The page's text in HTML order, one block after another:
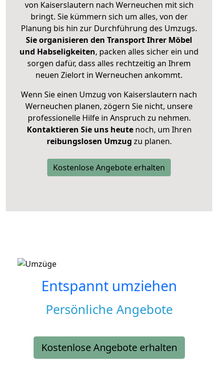
von Kaiserslautern nach Werneuchen mit sich
bringt. Sie kümmern sich um alles, von der
Planung bis hin zur Durchführung des Umzugs.
Sie organisieren den Transport Ihrer Möbel
und Habseligkeiten, packen alles sicher ein und
sorgen dafür, dass alles rechtzeitig an Ihrem
neuen Zielort in Werneuchen ankommt.
Wenn Sie einen Umzug von Kaiserslautern nach
Werneuchen planen, zögern Sie nicht, unsere
professionelle Hilfe in Anspruch zu nehmen.
Kontaktieren Sie uns heutenoch, um Ihren
reibungslosen Umzug zu planen.
Kostenlose Angebote erhalten
Entspannt umziehen
Persönliche Angebote
Kostenlose Angebote erhalten